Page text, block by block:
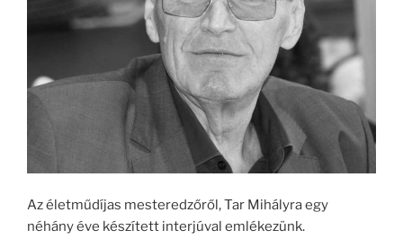
Az életműdíjas mesteredzőről, Tar Mihályra egy
néhány éve készített interjúval emlékezünk.